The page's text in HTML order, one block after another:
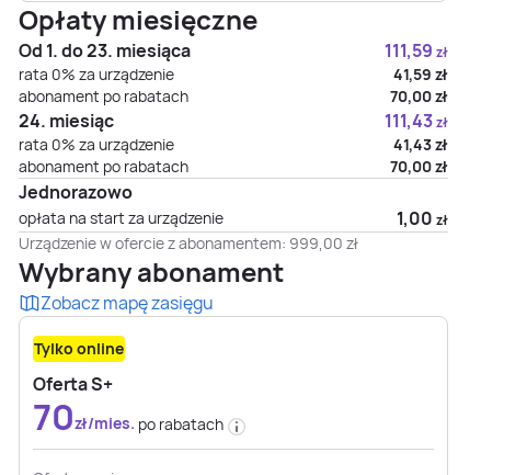
Opłaty miesięczne
Od 1. do 23. miesiąca 111,59 zł
rata 0% za urządzenie 41,59 zł
abonament po rabatach
70,00zł
24. miesiąc 111,43zł
rata 0% za urządzenie 41,43zł
abonament po rabatach
70,00zł
Jednorazowo
opłata na start za urządzenie 1,00 zł
Urządzenie w ofercie z abonamentem: 999,00 zł
Wybrany abonament
Zobacz mapę zasięgu
Tylko online
Oferta S+
70zł/mies. po rabatach